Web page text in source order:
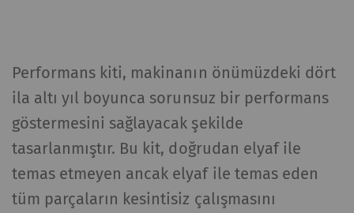
Performans kiti, makinanın önümüzdeki dört
ila altı yıl boyunca sorunsuz bir performans
göstermesini sağlayacak şekilde
tasarlanmıştır. Bu kit, doğrudan elyaf ile
temas etmeyen ancak elyaf ile temas eden
tüm parçaların kesintisiz çalışmasını